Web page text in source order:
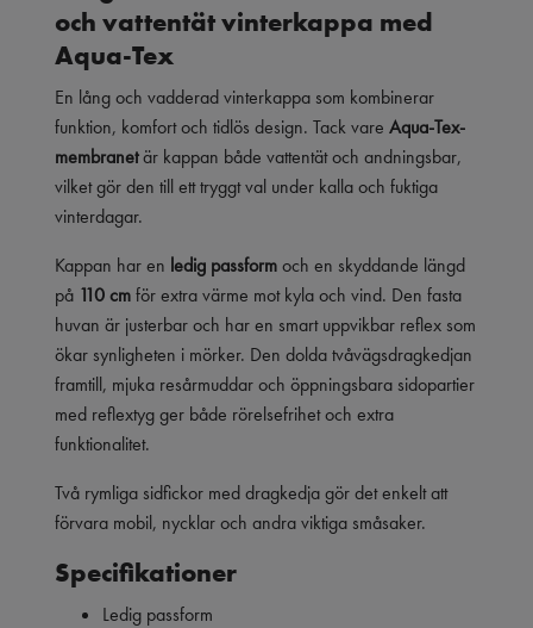
och vattentät vinterkappa med
Aqua-Tex
En lång och vadderad vinterkappa som kombinerar
funktion, komfort och tidlös design. Tack vare Aqua-Tex-
membranetär kappan både vattentät och andningsbar,
vilket gör den till ett tryggt val under kalla och fuktiga
vinterdagar.
Kappan har en ledig passformoch en skyddande längd
på 110 cmför extra värme mot kyla och vind. Den fasta
huvan är justerbar och har en smart uppvikbar reflex som
ökar synligheten i mörker. Den dolda tvåvägsdragkedjan
framtill, mjuka resårmuddar och öppningsbara sidopartier
med reflextyg ger både rörelsefrihet och extra
funktionalitet.
Två rymliga sidfickor med dragkedja gör det enkelt att
förvara mobil, nycklar och andra viktiga småsaker.
Specifikationer
Ledig passform